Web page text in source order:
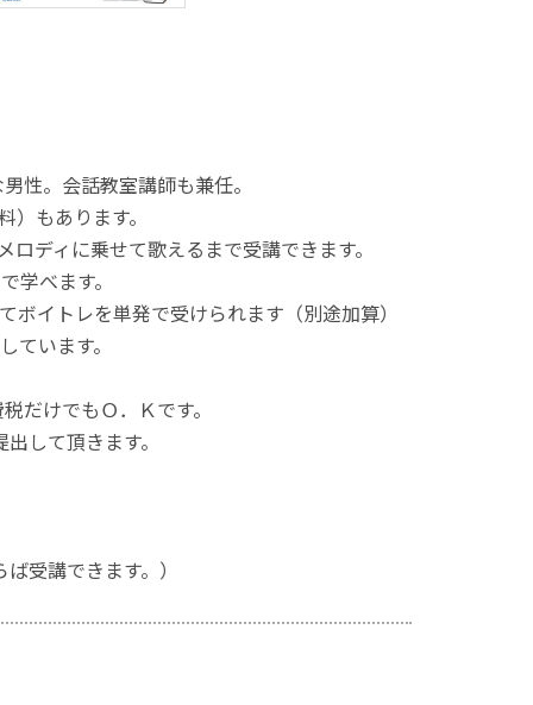
性。会話教室講師も兼任。
もあります。
ディに乗せて歌えるまで受講できます。
学べます。
イトレを単発で受けられます（別途加算）
ています。
だけでもＯ．Ｋです。
して頂きます。
受講できます。）